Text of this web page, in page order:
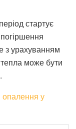
стартує
з урахуванням
може бути
опалення у